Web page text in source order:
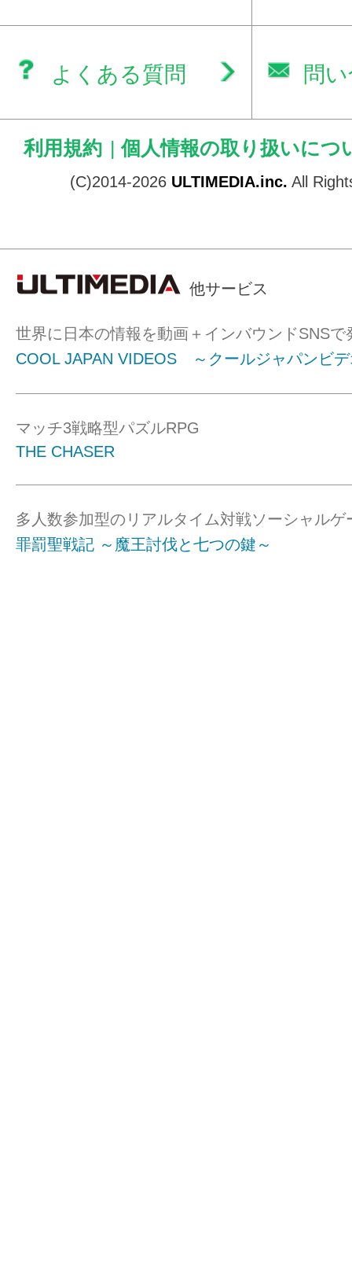
よくある質問 問
利用規約 | 個人情報の取り扱いにつ
(C)2014-2026 ULTIMEDIA.inc. All
他サービス
世界に日本の情報を動画＋インバウンドSNSで
COOL JAPAN VIDEOS ～クールジャパンビ
マッチ3戦略型パズルRPG
THE CHASER
多人数参加型のリアルタイム対戦ソーシャルゲ
罪罰聖戦記 ～魔王討伐と七つの鍵～